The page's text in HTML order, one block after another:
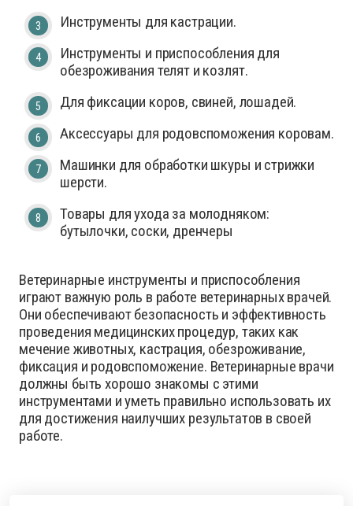
Инструменты для кастрации.
Инструменты и приспособления для
обезроживания телят и козлят.
Для фиксации коров, свиней, лошадей.
Аксессуары для родовспоможения коровам.
Машинки для обработки шкуры и стрижки
шерсти.
Товары для ухода за молодняком:
бутылочки, соски, дренчеры
Ветеринарные инструменты и приспособления
играют важную роль в работе ветеринарных врачей.
Они обеспечивают безопасность и эффективность
проведения медицинских процедур, таких как
мечение животных, кастрация, обезроживание,
фиксация и родовспоможение. Ветеринарные врачи
должны быть хорошо знакомы с этими
инструментами и уметь правильно использовать их
для достижения наилучших результатов в своей
работе.